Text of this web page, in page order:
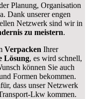
Planung, Organisation
Dank unserer engen
Netzwerk sind wir in
zu meistern.
Verpacken Ihrer
Lösung, es wird schnell,
können Sie auch
Formen bekommen.
dass unser Netzwerk
Lkw kommen.